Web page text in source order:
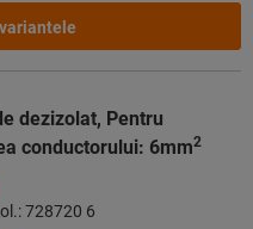
dezizolat, Pentru
conductorului: 6mm2
728720 6